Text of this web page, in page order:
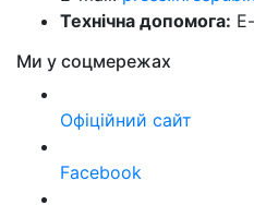
Технічна допомога:
Ми у соцмережах
Офіційний сайт
Facebook